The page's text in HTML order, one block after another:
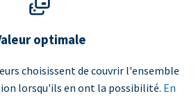
optimale
choisissent de couvrir l'ensemble
lorsqu'ils en ont la possibilité. En